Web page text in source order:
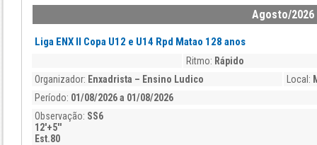
Agosto/2026
Liga ENX II Copa U12 e U14 Rpd Matao 128 anos
Ritmo: Rápido
Organizador: Enxadrista – Ensino Ludico Local:
Período: 01/08/2026 a 01/08/2026
Observação: SS6
12'+5''
Est.80